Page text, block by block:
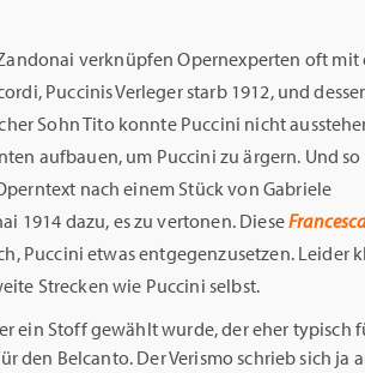
verknüpfen Opernexperten oft mit
Puccinis Verleger starb 1912, und
Sohn Tito konnte Puccini nicht
aufbauen, um Puccini zu ärgern. Und so
nach einem Stück von Gabriele
1914 dazu, es zu vertonen. Diese
Puccini etwas entgegenzusetzen. Leider
Strecken wie Puccini selbst.
ein Stoff gewählt wurde, der eher typisch
den Belcanto. Der Verismo schrieb sich ja